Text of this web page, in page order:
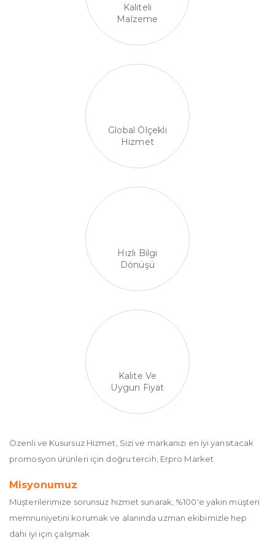
Kaliteli
Malzeme
Global Ölçekli
Hizmet
Hızlı Bilgi
Dönüşü
Kalite Ve
Uygun Fiyat
Özenli ve Kusursuz Hizmet, Sizi ve markanızı en iyi yansıtacak
promosyon ürünleri için doğru tercih; Erpro Market
Misyonumuz
Müşterilerimize sorunsuz hizmet sunarak, %100'e yakın müşteri
memnuniyetini korumak ve alanında uzman ekibimizle hep
dahi iyi için çalışmak